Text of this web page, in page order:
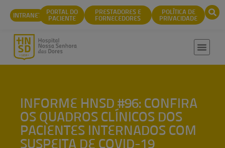
conteúdo
INTRANET PORTAL DO
PACIENTE
PRESTADORES E
FORNECEDORES
POLÍTICA DE
PRIVACIDADE
INFORME HNSD #96: CONFIRA
OS QUADROS CLÍNICOS DOS
PACIENTES INTERNADOS COM
SUSPEITA DE COVID-19